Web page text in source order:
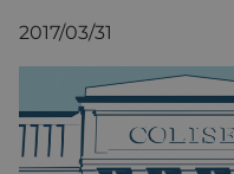
2017/03/31